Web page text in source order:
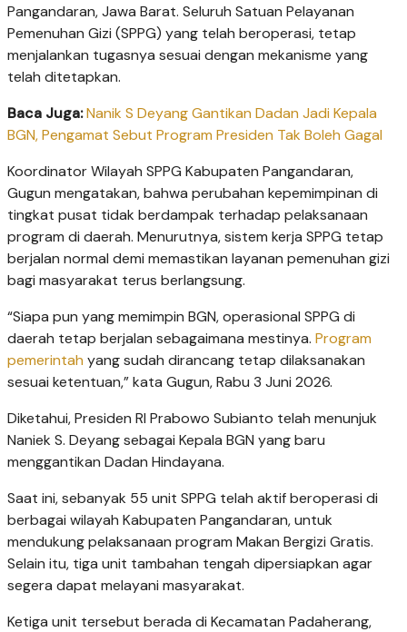
Pangandaran, Jawa Barat. Seluruh Satuan Pelayanan
Pemenuhan Gizi (SPPG) yang telah beroperasi, tetap
menjalankan tugasnya sesuai dengan mekanisme yang
telah ditetapkan.
Baca Juga:Nanik S Deyang Gantikan Dadan Jadi Kepala
BGN, Pengamat Sebut Program Presiden Tak Boleh Gagal
Koordinator Wilayah SPPG Kabupaten Pangandaran,
Gugun mengatakan, bahwa perubahan kepemimpinan di
tingkat pusat tidak berdampak terhadap pelaksanaan
program di daerah. Menurutnya, sistem kerja SPPG tetap
berjalan normal demi memastikan layanan pemenuhan gizi
bagi masyarakat terus berlangsung.
“Siapa pun yang memimpin BGN, operasional SPPG di
daerah tetap berjalan sebagaimana mestinya. Program
pemerintah yang sudah dirancang tetap dilaksanakan
sesuai ketentuan,” kata Gugun, Rabu 3 Juni 2026.
Diketahui, Presiden RI Prabowo Subianto telah menunjuk
Naniek S. Deyang sebagai Kepala BGN yang baru
menggantikan Dadan Hindayana.
Saat ini, sebanyak 55 unit SPPG telah aktif beroperasi di
berbagai wilayah Kabupaten Pangandaran, untuk
mendukung pelaksanaan program Makan Bergizi Gratis.
Selain itu, tiga unit tambahan tengah dipersiapkan agar
segera dapat melayani masyarakat.
Ketiga unit tersebut berada di Kecamatan Padaherang,